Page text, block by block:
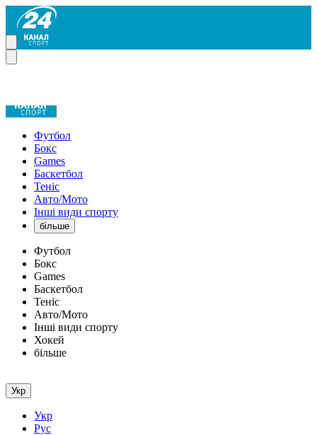
Футбол
Бокс
Games
Баскетбол
Теніс
Авто/Мото
Інші види спорту
більше
Футбол
Бокс
Games
Баскетбол
Теніс
Авто/Мото
Інші види спорту
Хокей
більше
Укр
Укр
Рус